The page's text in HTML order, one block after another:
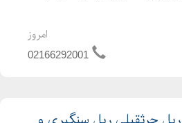
سایزها با گواهینامه کیفیت ( سرتیفیکیت
هاش ) محصول کشور کره 09122153888_
امروز
02166292001